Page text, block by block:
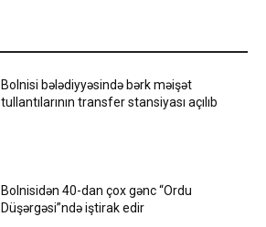
Bolnisi bələdiyyəsində bərk məişət
tullantılarının transfer stansiyası açılıb
Bolnisidən 40-dan çox gənc “Ordu
Düşərgəsi”ndə iştirak edir